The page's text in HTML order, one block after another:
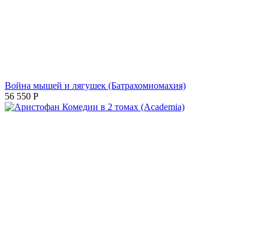
Война мышей и лягушек (Батрахомиомахия)
56 550 Р